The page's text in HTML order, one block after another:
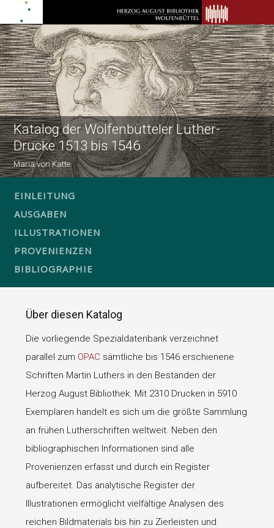
Katalog der Wolfenbütteler Luther-
Drucke 1513 bis 1546
Maria von Katte
EINLEITUNG
AUSGABEN
ILLUSTRATIONEN
PROVENIENZEN
BIBLIOGRAPHIE
Über diesen Katalog
Die vorliegende Spezialdatenbank verzeichnet
parallel zum OPAC sämtliche bis 1546 erschienene
Schriften Martin Luthers in den Beständen der
Herzog August Bibliothek. Mit 2310 Drucken in 5910
Exemplaren handelt es sich um die größte Sammlung
an frühen Lutherschriften weltweit. Neben den
bibliographischen Informationen sind alle
Provenienzen erfasst und durch ein Register
aufbereitet. Das analytische Register der
Illustrationen ermöglicht vielfältige Analysen des
reichen Bildmaterials bis hin zu Zierleisten und